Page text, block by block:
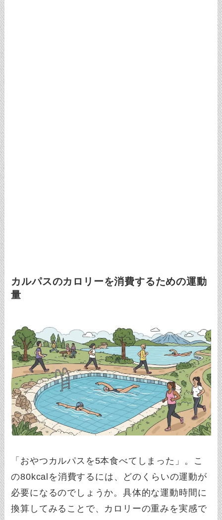
カルパスのカロリーを消費するための運動
量
「おやつカルパスを5本食べてしまった」。こ
の80kcalを消費するには、どのくらいの運動が
必要になるのでしょうか。具体的な運動時間に
換算してみることで、カロリーの重みを実感で